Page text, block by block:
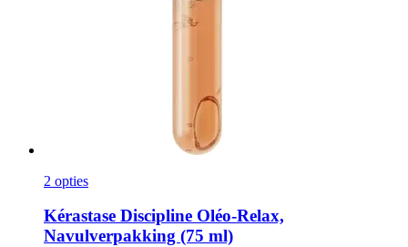
2 opties
Kérastase Discipline Oléo-​Relax,
Navulverpakking (75 ml)